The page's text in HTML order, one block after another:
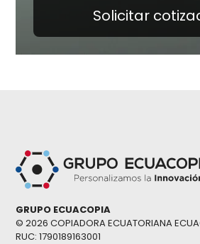
Solicitar
GRUPO ECUACOPIA
© 2026 COPIADORA ECUATORIANA
RUC: 1790189163001